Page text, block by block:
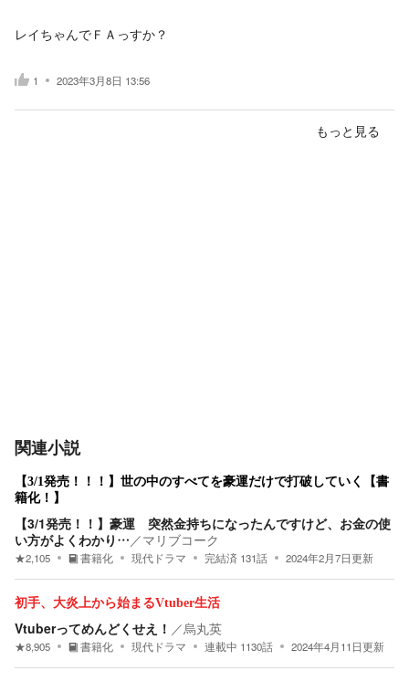
レイちゃんでＦＡっすか？
1 2023年3月8日 13:56
もっと見る
関連小説
【3/1発売！！！】世の中のすべてを豪運だけで打破していく【書
籍化！】
【3/1発売！！】豪運 突然金持ちになったんですけど、お金の使
い方がよくわかり…／マリブコーク
★2,105 書籍化 現代ドラマ 完結済 131話 2024年2月7日更新
初手、大炎上から始まるVtuber生活
Vtuberってめんどくせえ！ ／烏丸英
★8,905 書籍化 現代ドラマ 連載中 1130話 2024年4月11日更新